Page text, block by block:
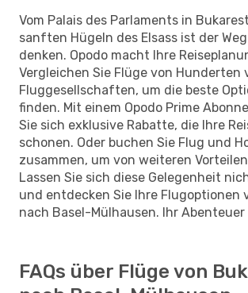
Vom Palais des Parlaments in
sanften Hügeln des Elsass ist der
denken. Opodo macht Ihre
Vergleichen Sie Flüge von Hunderten
Fluggesellschaften, um die beste
finden. Mit einem Opodo Prime
Sie sich exklusive Rabatte, die Ihre
schonen. Oder buchen Sie Flug und
zusammen, um von weiteren
Lassen Sie sich diese Gelegenheit
und entdecken Sie Ihre Flugoptionen
nach Basel-Mülhausen. Ihr
FAQs über Flüge von